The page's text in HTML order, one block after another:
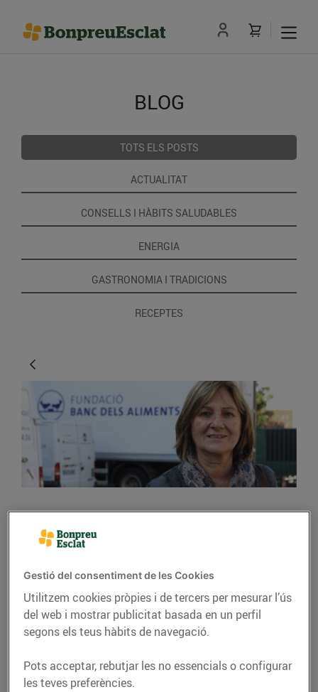
BLOG
TOTS ELS POSTS
ACTUALITAT
CONSELLS I HÀBITS SALUDABLES
ENERGIA
GASTRONOMIA I TRADICIONS
RECEPTES
La solidaritat dels
ciutadans no té límits
10/de novembre/2015
Gestió del consentiment de les Cookies
Utilitzem cookies pròpies i de tercers per mesurar l’ús
del web i mostrar publicitat basada en un perfil
segons els teus hàbits de navegació.
Pots acceptar, rebutjar les no essencials o configurar
les teves preferències.